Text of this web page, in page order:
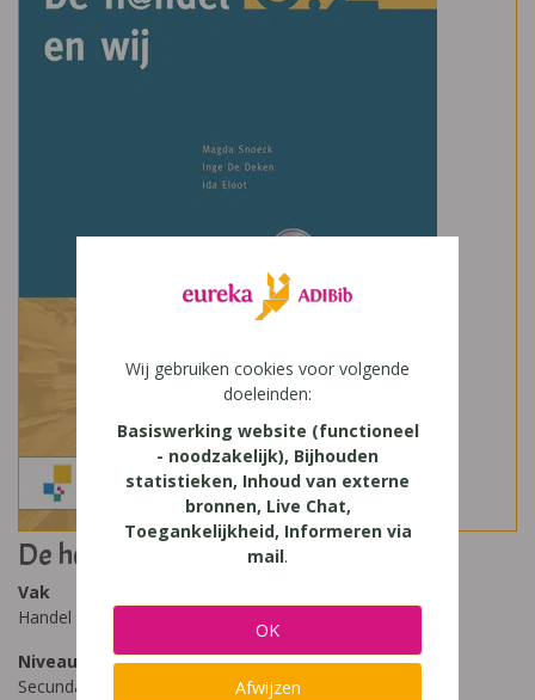
De h@ndel en wij 3
Vak
Handel
Niveau
Secundair Onderwijs
Wij gebruiken cookies voor volgende
doeleinden:
Basiswerking website (functioneel
- noodzakelijk), Bijhouden
statistieken, Inhoud van externe
bronnen, Live Chat,
Toegankelijkheid, Informeren via
mail.
OK
Afwijzen